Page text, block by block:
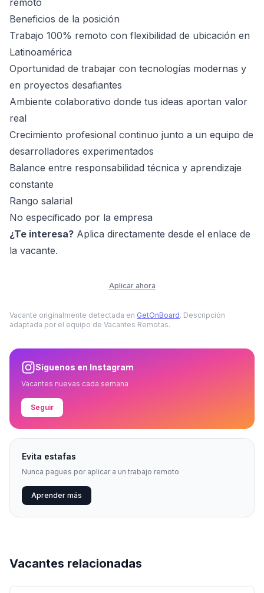
remoto
Beneficios de la posición
Trabajo 100% remoto con flexibilidad de ubicación en
Latinoamérica
Oportunidad de trabajar con tecnologías modernas y
en proyectos desafiantes
Ambiente colaborativo donde tus ideas aportan valor
real
Crecimiento profesional continuo junto a un equipo de
desarrolladores experimentados
Balance entre responsabilidad técnica y aprendizaje
constante
Rango salarial
No especificado por la empresa
¿Te interesa? Aplica directamente desde el enlace de
la vacante.
Aplicar ahora
Vacante originalmente detectada en GetOnBoard. Descripción
adaptada por el equipo de Vacantes Remotas.
Síguenos en Instagram
Vacantes nuevas cada semana
Seguir
Evita estafas
Nunca pagues por aplicar a un trabajo remoto
Aprender más
Vacantes relacionadas